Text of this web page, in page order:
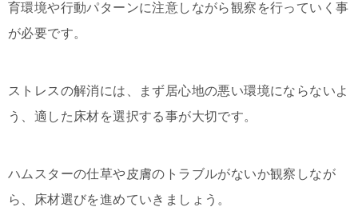
育環境や行動パターンに注意しながら観察を行っていく事
が必要です。
ストレスの解消には、まず居心地の悪い環境にならないよ
う、適した床材を選択する事が大切です。
ハムスターの仕草や皮膚のトラブルがないか観察しなが
ら、床材選びを進めていきましょう。